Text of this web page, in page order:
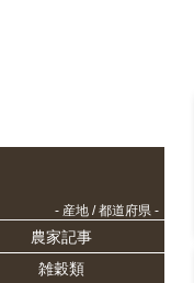
- 産地 / 都道府県 -
農家記事
雑穀類